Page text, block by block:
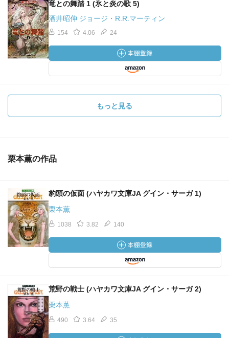
竜との舞踏 1 (氷と炎の歌 5)
酒井昭伸 ジョージ・R.R.マーティン
154 4.06 24
もっと見る
栗本薫の作品
豹頭の仮面 (ハヤカワ文庫JA グイン・サーガ 1)
栗本薫
1038 3.82 140
荒野の戦士 (ハヤカワ文庫JA グイン・サーガ 2)
栗本薫
490 3.64 35